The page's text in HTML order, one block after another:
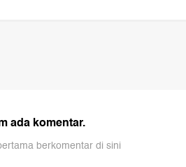
ada komentar.
berkomentar di sini